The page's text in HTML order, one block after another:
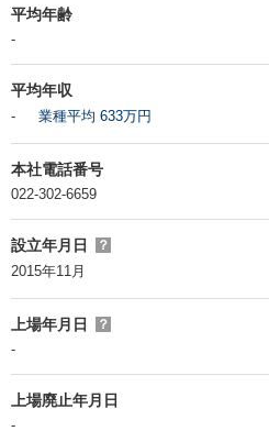
平均年齢
-
平均年収
- 業種平均 633万円
本社電話番号
022-302-6659
設立年月日 ？
2015年11月
上場年月日 ？
-
上場廃止年月日
-